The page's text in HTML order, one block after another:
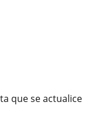
que se actualice